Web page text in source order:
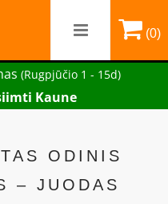
(0)
(Rugpjūčio 1 - 15d)
Kaune
ODINIS
– JUODAS